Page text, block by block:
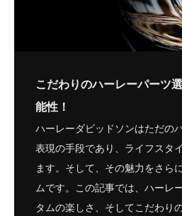
こだわりのハーレーパーツ
能性！
ハーレーダビッドソンはただの
表現の手段であり、ライフスタ
ます。そして、その魅力をさら
ムです。この記事では、ハーレ
タムの楽しさ、そしてこだわり